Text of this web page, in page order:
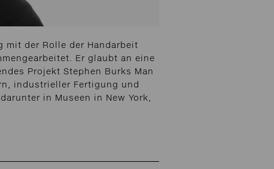
der Rolle der Handarbeit
Er glaubt an eine
Projekt Stephen Burks Man
industrieller Fertigung und
in Museen in New York,